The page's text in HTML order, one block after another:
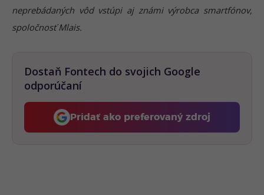
neprebádaných vôd vstúpi aj známi výrobca smartfónov,
spoločnosť Mlais.
Dostaň Fontech do svojich Google
odporúčaní
Pridať ako preferovaný zdroj
Fontech, odkaz sa otvorí v